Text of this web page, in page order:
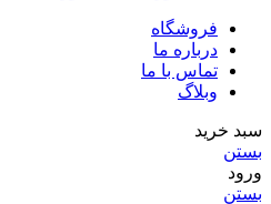
فروشگاه
درباره ما
تماس با ما
وبلاگ
سبد خرید
بستن
ورود
بستن